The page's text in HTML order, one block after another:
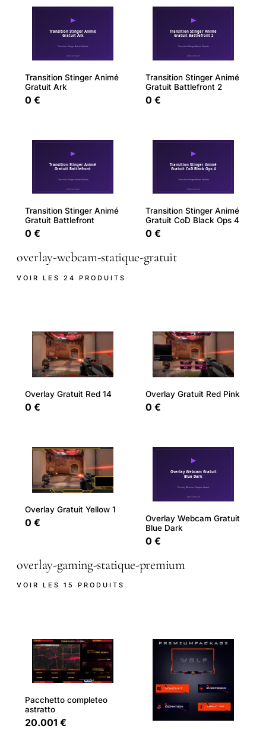
Transition Stinger Animé
Gratuit Ark
0 €
Transition Stinger Animé
Gratuit Battlefront 2
0 €
Transition Stinger Animé
Gratuit Battlefront
0 €
Transition Stinger Animé
Gratuit CoD Black Ops 4
0 €
overlay-webcam-statique-gratuit
VOIR LES 24 PRODUITS
Overlay Gratuit Red 14
0 €
Overlay Gratuit Red Pink
0 €
Overlay Gratuit Yellow 1
0 €
Overlay Webcam Gratuit
Blue Dark
0 €
overlay-gaming-statique-premium
VOIR LES 15 PRODUITS
Pacchetto completeo
astratto
20.001 €